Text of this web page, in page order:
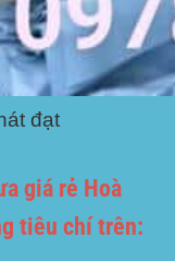
đạt
giá rẻ Hoà
tiêu chí trên: